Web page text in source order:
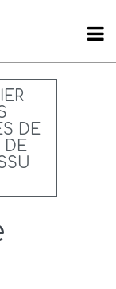
DE
DE